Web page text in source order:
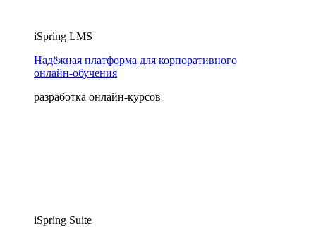
iSpring LMS
Надёжная платформа для корпоративного
онлайн‑обучения
разработка онлайн-курсов
iSpring Suite